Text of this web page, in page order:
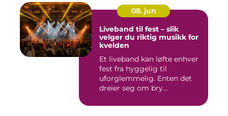
08. jun
Liveband til fest – slik
velger du riktig musikk for
kvelden
Et liveband kan løfte enhver
fest fra hyggelig til
uforglemmelig. Enten det
dreier seg om bry...